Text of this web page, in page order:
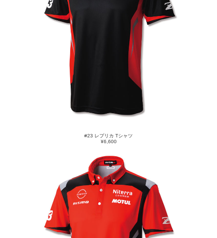
#23 レプリカ Tシャツ
¥6,600